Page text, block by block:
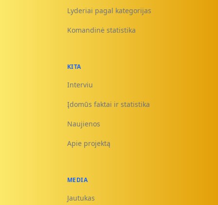
Lyderiai pagal kategorijas
Komandinė statistika
KITA
Interviu
Įdomūs faktai ir statistika
Naujienos
Apie projektą
MEDIA
Jautukas